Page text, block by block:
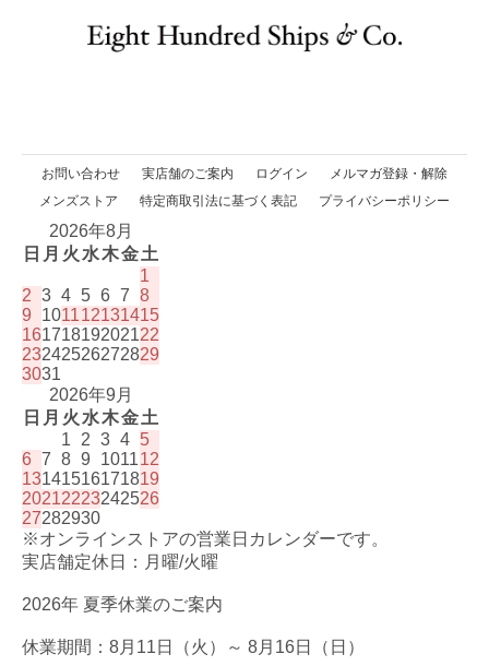
お問い合わせ 実店舗のご案内 ログイン
メルマガ登録・解除
メンズストア
特定商取引法に基づく表記 プライバシーポリシー
2026年8月
日 月 火 水木金土
1
2 3 4 5 6 7 8
9
101112131415
16171819202122
23242526272829
3031
2026年9月
日 月 火 水木金土
1
2 3 4 5
6 7 8 9 101112
13141516171819
20212223242526
27282930
※オンラインストアの営業日カレンダーです。
実店舗定休日：月曜/火曜
2026年 夏季休業のご案内
休業期間：8月11日（火）～ 8月16日（日）